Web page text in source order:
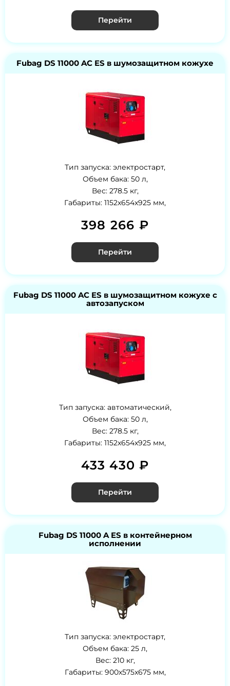
Перейти
Fubag DS 11000 AC ES в шумозащитном кожухе
Тип запуска: электростарт,
Объем бака: 50 л,
Вес: 278.5 кг,
Габариты: 1152x654x925 мм,
398 266 ₽
Перейти
Fubag DS 11000 AC ES в шумозащитном кожухе с
автозапуском
Тип запуска: автоматический,
Объем бака: 50 л,
Вес: 278.5 кг,
Габариты: 1152x654x925 мм,
433 430 ₽
Перейти
Fubag DS 11000 A ES в контейнерном
исполнении
Тип запуска: электростарт,
Объем бака: 25 л,
Вес: 210 кг,
Габариты: 900x575x675 мм,